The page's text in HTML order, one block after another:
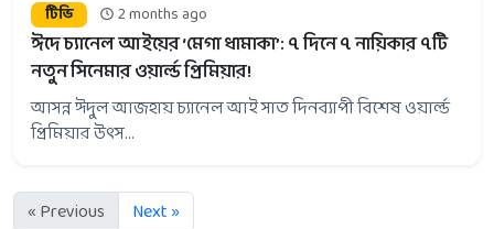
টিভি 2 months ago
ঈদে চ্যানেল আইয়ের ‘মেগা ধামাকা’: ৭ দিনে ৭ নায়িকার ৭টি
নতুন সিনেমার ওয়ার্ল্ড প্রিমিয়ার!
আসন্ন ঈদুল আজহায় চ্যানেল আই সাত দিনব্যাপী বিশেষ ওয়ার্ল্ড
প্রিমিয়ার উৎস...
« Previous Next »